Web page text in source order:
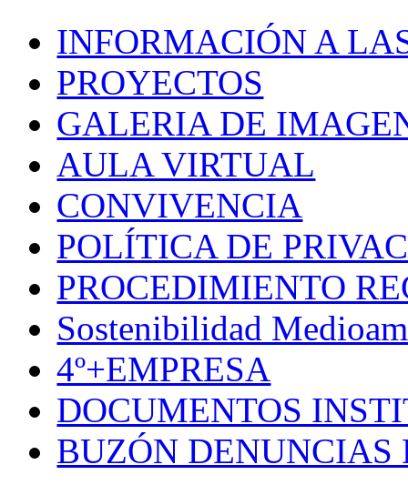
INFORMACIÓN A
PROYECTOS
GALERIA DE
AULA VIRTUAL
CONVIVENCIA
POLÍTICA DE
PROCEDIMIENTO
Sostenibilidad
4º+EMPRESA
DOCUMENTOS
BUZÓN DENUNCIAS